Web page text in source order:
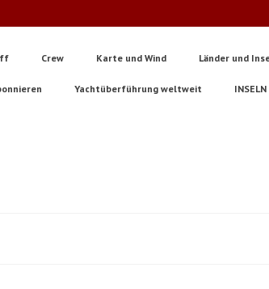
Crew Karte und Wind Länder und
Yachtüberführung weltweit